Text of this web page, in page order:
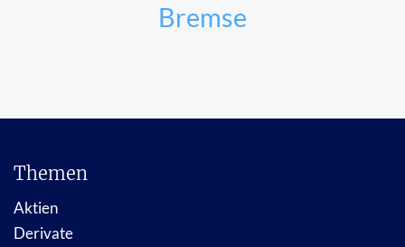
Bremse
Themen
Aktien
Derivate